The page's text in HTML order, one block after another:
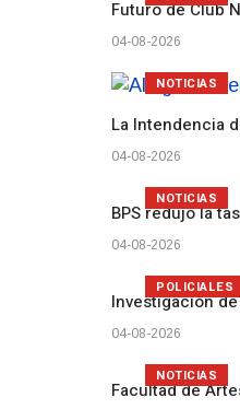
Futuro de Club
04-08-2026
La Intendencia
04-08-2026
NOTICIAS
BPS redujo la
04-08-2026
NOTICIAS
Investigación
04-08-2026
POLICIALES
Facultad de
NOTICIAS